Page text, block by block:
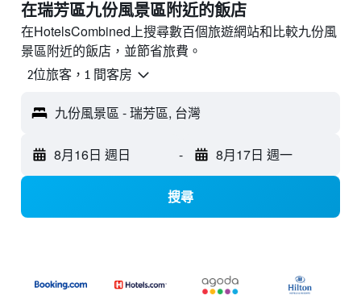
​在瑞芳區九份風景區附近​的飯店
在HotelsCombined上搜尋數百個旅遊網站和比較九份風
景區附近的飯店，並節省旅費。
2位旅客，1 間客房
九份風景區 - 瑞芳區, 台灣
8月16日 週日 - 8月17日 週一
搜尋